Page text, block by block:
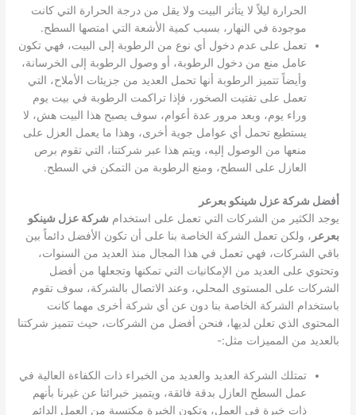
الحرارة ليلاً لا يتأثر البيت ولا يقل من درجة الحرارة التي كانت
موجودة في النهار، بسبب كمية الأشعة التي امتصها السطح.
تعمل على عدم دخول أي نوع من الرطوبة إلى البيت، فهي تكون
عامل منع من دخول الرطوبة، أو وصول الرطوبة إلى الخرسانة،
وأيضاً تتميز الرطوبة أنها تحمل العديد من جزيئات الأملاح، التي
تعمل على تفتيت الصخور، فإذا تراكمت الرطوبة في بيت يوم
وراء يوم، وبعد مرور عدة أعوام، سوف يصبح هذا البيت هش، لا
يستطيع تحمل أي عوامل جوية أخرى، وهذا ما يعمل العزل على
منعها من الوصول إليه، ويتم هذا عبر شركتنا، التي تقوم برص
العازل على السطح، ومنع الرطوبة من التمكن في السطح.
أفضل شركة عزل شينكو بعرعر
يوجد الكثير من الشركات التي تعمل على استخدام شركة عزل شينكو
بعرعر ، ولكن تعمل الشركة الخاصة بنا على أن تكون الأفضل دائماً بين
باقي الشركات، فهي تعمل في هذا المجال منذ العديد من السنوات،
وتحتوي على العديد من الإمكانيات التي تمكنها وتجعلها من أفضل
الشركات على المستوى المحلي، وعند الاتصال بالشركة، سوف تقوم
باستخدام الشركة الخاصة بنا دون عن أي شركة أخرى مهما كانت
المحتوى الذي تعلن لديها، فنحن أفضل من الشركات، حيث تتميز شركتنا
بالعديد من المميزات مثل:-
تمتلك الشركة العديد والعديد من الخبراء ذات الكفاءة العالية في
عمل السطح العازل بدقة فائقة، ويتميز خبرائنا عن غيرنا بأنهم
ذات خبرة في العمل، وتكون الخبرة مكتسبة من العمل الدائم